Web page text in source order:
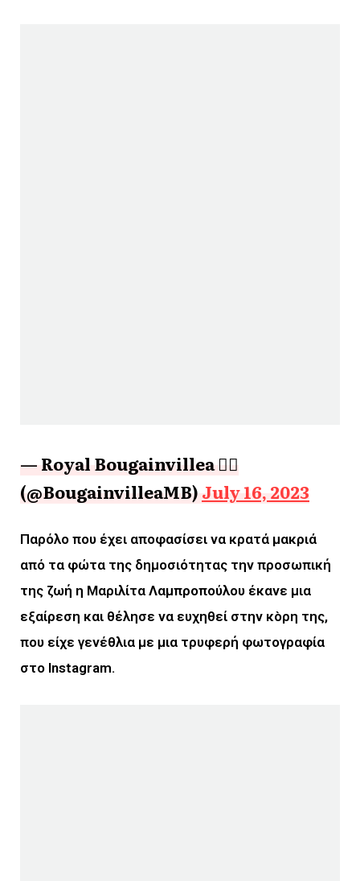
— Royal Bougainvillea ❤️‍🔥
(@BougainvilleaMB)July 16, 2023
Παρόλο που έχει αποφασίσει να κρατά μακριά
από τα φώτα της δημοσιότητας την προσωπική
της ζωή η Μαριλίτα Λαμπροπούλου έκανε μια
εξαίρεση και θέλησε να ευχηθεί στην κòρη της,
που είχε γενέθλια με μια τρυφερή φωτογραφία
στο Instagram.